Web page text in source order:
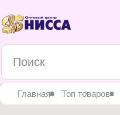
Главная Топ товаров